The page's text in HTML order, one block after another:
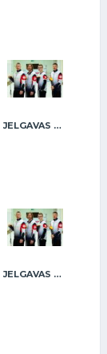
JELGAVAS MAIZNIEKS
JELGAVAS MAIZNIEKS